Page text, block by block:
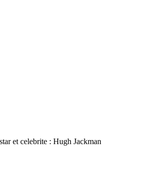
et celebrite : Hugh Jackman